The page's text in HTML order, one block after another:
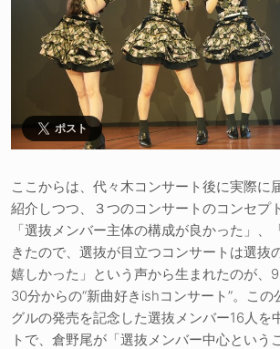
ポスト
ここからは、代々木コンサート後に実際に
紹介しつつ、３つのコンサートのコンセプ
「選抜メンバー主体の構成が良かった」、
きたので、選抜が目立つコンサートは選抜
嬉しかった」という声から生まれたのが、
30分からの“新曲好きishコンサート”。こ
グルの発売を記念した選抜メンバー16人を
トで、倉野尾が「選抜メンバー中心という